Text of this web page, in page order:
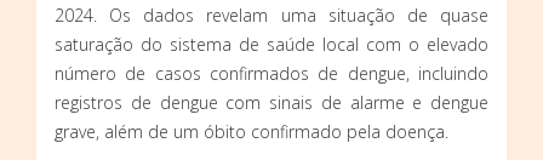
2024. Os dados revelam uma situação de quase
saturação do sistema de saúde local com o elevado
número de casos confirmados de dengue, incluindo
registros de dengue com sinais de alarme e dengue
grave, além de um óbito confirmado pela doença.